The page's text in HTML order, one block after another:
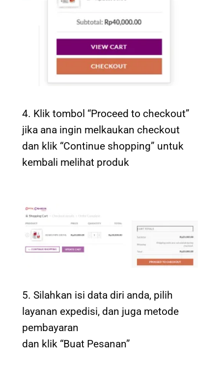
4. Klik tombol “Proceed to checkout”
jika ana ingin melkaukan checkout
dan klik “Continue shopping” untuk
kembali melihat produk
5. Silahkan isi data diri anda, pilih
layanan expedisi, dan juga metode
pembayaran
dan klik “Buat Pesanan”